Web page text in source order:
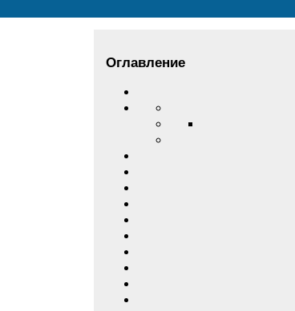
Оглавление